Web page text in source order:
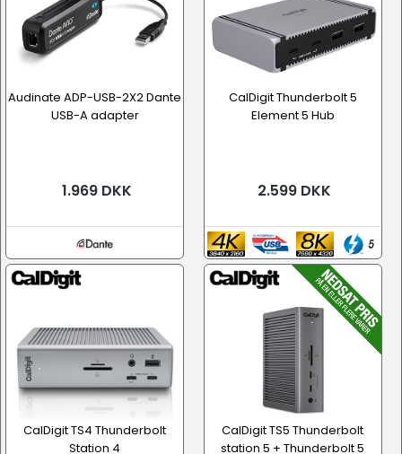
Audinate ADP-USB-2X2 Dante
USB-A adapter
1.969 DKK
CalDigit Thunderbolt 5
Element 5 Hub
2.599 DKK
CalDigit TS4 Thunderbolt
Station 4
CalDigit TS5 Thunderbolt
station 5 + Thunderbolt 5